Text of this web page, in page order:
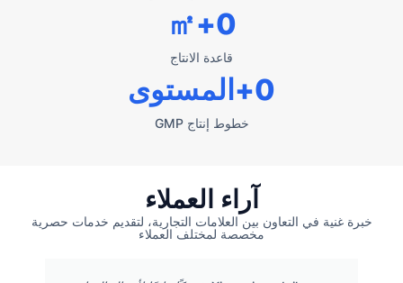
قاعدة الانتاج
0
+㎡
خطوط إنتاج GMP
0+المستوى
آراء العملاء
خبرة غنية في التعاون بين العلامات التجارية، لتقديم خدمات حصرية
مخصصة لمختلف العملاء